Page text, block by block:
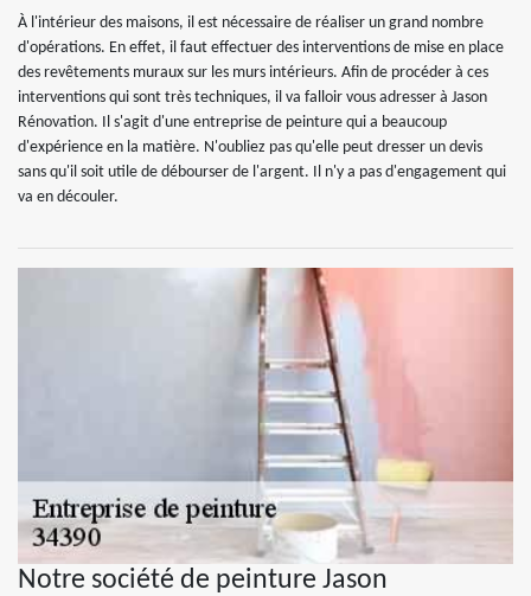
À l'intérieur des maisons, il est nécessaire de réaliser un grand nombre
d'opérations. En effet, il faut effectuer des interventions de mise en place
des revêtements muraux sur les murs intérieurs. Afin de procéder à ces
interventions qui sont très techniques, il va falloir vous adresser à Jason
Rénovation. Il s'agit d'une entreprise de peinture qui a beaucoup
d'expérience en la matière. N'oubliez pas qu'elle peut dresser un devis
sans qu'il soit utile de débourser de l'argent. Il n'y a pas d'engagement qui
va en découler.
Notre société de peinture Jason